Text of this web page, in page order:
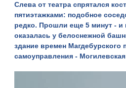
Слева от театра спрятался
пятиэтажками: подобное
редко. Прошли еще 5 минут - и
оказалась у белоснежной
здание времен Магдебурского
самоуправления -